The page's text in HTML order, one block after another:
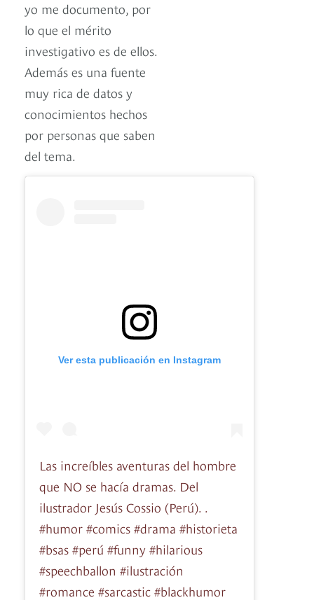
yo me documento, por
lo que el mérito
investigativo es de ellos.
Además es una fuente
muy rica de datos y
conocimientos hechos
por personas que saben
del tema.
Ver esta publicación en Instagram
Las increíbles aventuras del hombre
que NO se hacía dramas. Del
ilustrador Jesús Cossio (Perú). .
#humor #comics #drama #historieta
#bsas #perú #funny #hilarious
#speechballon #ilustración
#romance #sarcastic #blackhumor